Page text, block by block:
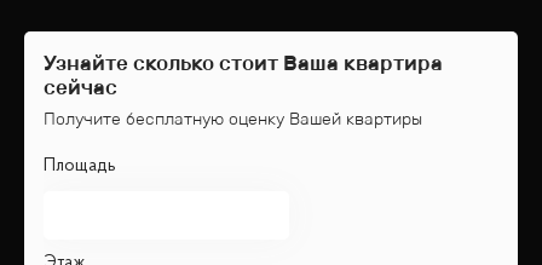
Узнайте сколько стоит Ваша квартира
сейчас
Получите бесплатную оценку Вашей квартиры
Площадь